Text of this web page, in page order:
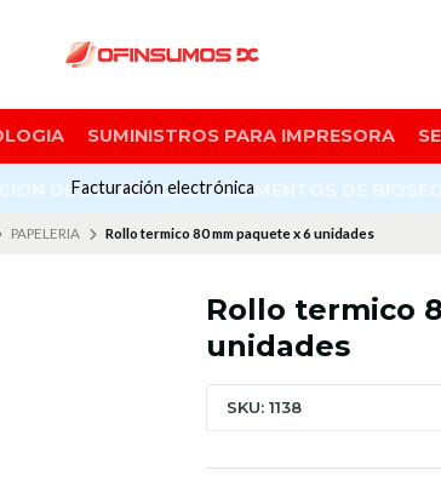
SUMINISTROS PARA IMPRESORA
DE SUPERFICIES Y ELEMENTOS DE
Facturación electrónica
PAPELERIA Rollo termico 80 mm paquete x 6 unidades
Rollo termico
unidades
SKU: 1138